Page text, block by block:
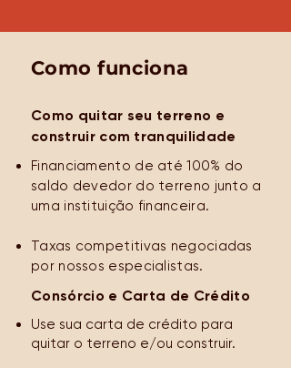
Como funciona
Como quitar seu terreno e
construir com tranquilidade
Financiamento de até 100% do
saldo devedor do terreno junto a
uma instituição financeira.
Taxas competitivas negociadas
por nossos especialistas.
Consórcio e Carta de Crédito
Use sua carta de crédito para
quitar o terreno e/ou construir.